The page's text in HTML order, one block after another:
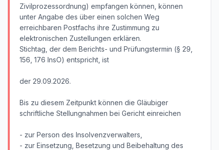
Zivilprozessordnung) empfangen können, können
unter Angabe des über einen solchen Weg
erreichbaren Postfachs ihre Zustimmung zu
elektronischen Zustellungen erklären.
Stichtag, der dem Berichts- und Prüfungstermin (§ 29,
156, 176 InsO) entspricht, ist
der 29.09.2026.
Bis zu diesem Zeitpunkt können die Gläubiger
schriftliche Stellungnahmen bei Gericht einreichen
- zur Person des Insolvenzverwalters,
- zur Einsetzung, Besetzung und Beibehaltung des